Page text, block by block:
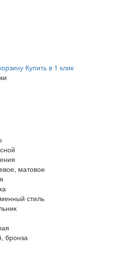
Купить в 1 клик
матовое
стиль
бронза